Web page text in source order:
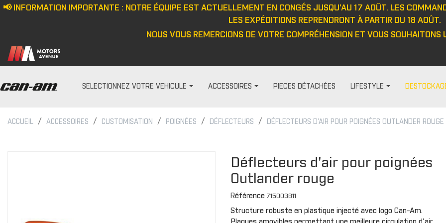
📢 INFORMATION IMPORTANTE : NOTRE ÉQUIPE EST ACTUELLEMENT EN CONGÉS JUSQU'AU 17 AOÛT. LES
LES EXPÉDITIONS REPRENDRONT À PARTIR DU 18 AOÛT.
NOUS VOUS REMERCIONS DE VOTRE COMPRÉHENSION ET VOUS
SELECTIONNEZ VOTRE VEHICULE ACCESSOIRES
Barre anti-intrusion
Tapis
Fenêtres
Cabines
PIECES DÉTACHÉES LIFESTYLE
Haut
Veste
Cagoule/tour de cou
Casquette/bonnet
Veste
Gants
ACCUEIL ACCESSOIRES CUSTOMISATION POIGNÉES DÉFLECTEURS DÉFLECTEURS D'AIR POUR POIGNÉES OUTLANDER ROUGE
Déflecteurs d'air pour poignées
Outlander rouge
Référence 715003811
Structure robuste en plastique injecté avec logo Can-Am.